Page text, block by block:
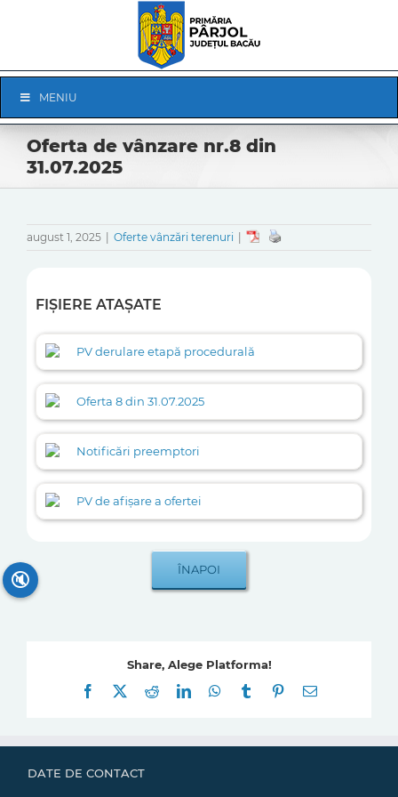
Navigation
MENIU
Oferta de vânzare nr.8 din
31.07.2025
august 1, 2025 Oferte vânzări terenuri
FIȘIERE ATAȘATE
PV derulare etapă procedurală
Oferta 8 din 31.07.2025
Notificări preemptori
PV de afișare a ofertei
Share, Alege Platforma!
Facebook
RedditLinkedInWhatsApp
Tumblr Pinterest
E-
DATE DE CONTACT
🔇